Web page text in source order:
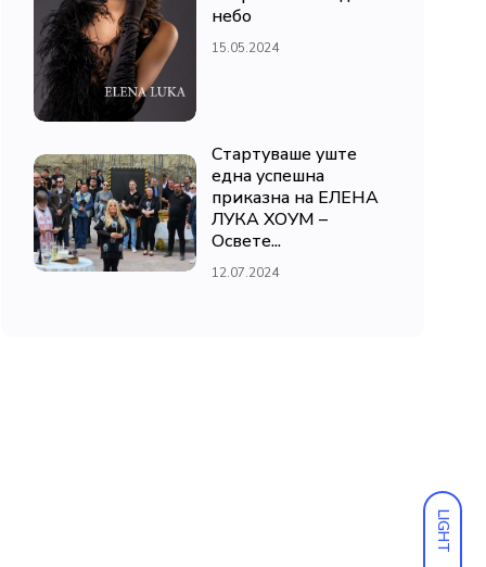
LIGHT
небо
15.05.2024
Стартуваше уште
една успешна
приказна на ЕЛЕНА
ЛУКА ХОУМ –
Освете...
12.07.2024